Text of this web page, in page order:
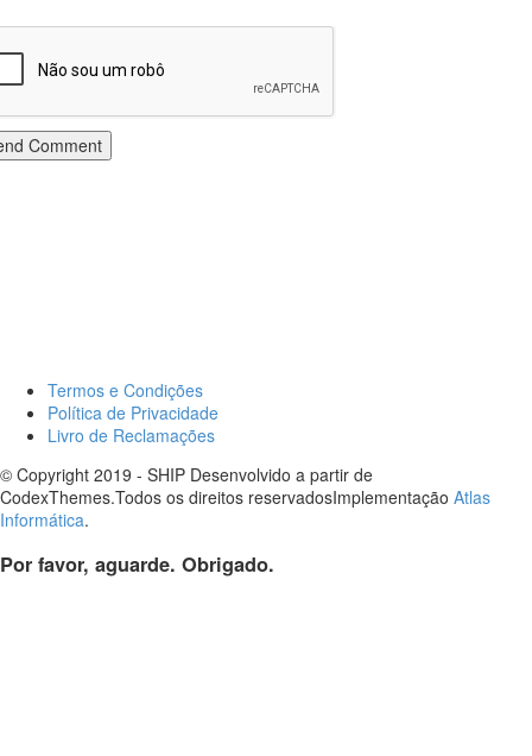
Comment
Termos e Condições
Política de Privacidade
Livro de Reclamações
© Copyright 2019 - SHIP Desenvolvido a partir de
CodexThemes.Todos os direitos reservadosImplementação Atlas
Informática.
Por favor, aguarde. Obrigado.